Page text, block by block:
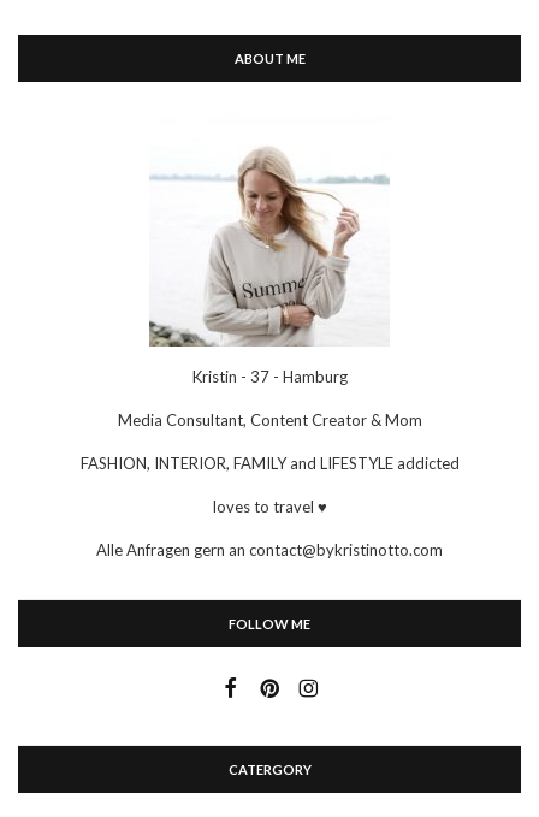
ABOUT ME
Kristin - 37 - Hamburg
Media Consultant, Content Creator & Mom
FASHION, INTERIOR, FAMILY and LIFESTYLE addicted
loves to travel ♥
Alle Anfragen gern an contact@bykristinotto.com
FOLLOW ME
CATERGORY